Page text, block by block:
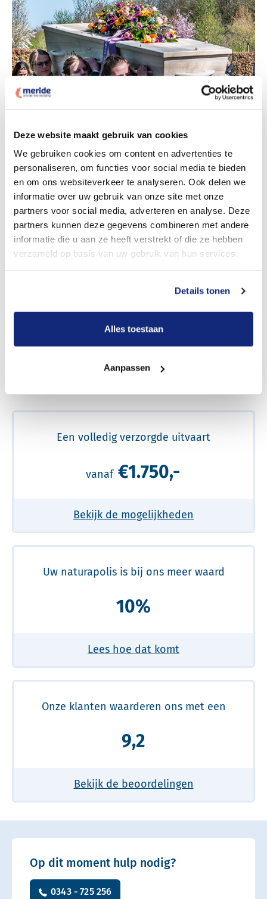
Deze website maakt gebruik van cookies
We gebruiken cookies om content en advertenties te
personaliseren, om functies voor social media te bieden
en om ons websiteverkeer te analyseren. Ook delen we
informatie over uw gebruik van onze site met onze
partners voor social media, adverteren en analyse. Deze
partners kunnen deze gegevens combineren met andere
informatie die u aan ze heeft verstrekt of die ze hebben
verzameld op basis van uw gebruik van hun services.
Details tonen
Alles toestaan
Aanpassen
Bekijk tarieven voor crematie
Een betere uitvaart ervaring voor een betere
Een volledig verzorgde uitvaart
vanaf €1.750,-
Bekijk de mogelijkheden
Uw naturapolis is bij ons meer waard
10%
Lees hoe dat komt
Onze klanten waarderen ons met een
9,2
Bekijk de beoordelingen
Op dit moment hulp nodig?
0343 - 725 256